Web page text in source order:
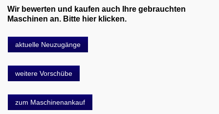
Wir bewerten und kaufen auch Ihre gebrauchten
Maschinen an. Bitte hier klicken.
aktuelle Neuzugänge
weitere Vorschübe
zum Maschinenankauf